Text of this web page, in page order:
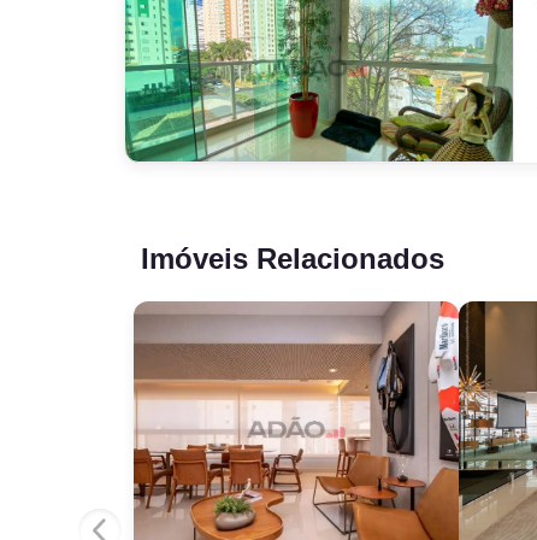
Imóveis Relacionados